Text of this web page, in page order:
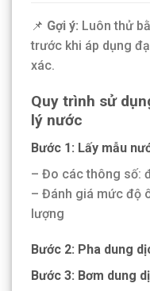
📌 Gợi ý: Luôn thử
trước khi áp dụng
xác.
Quy trình sử
lý nước
Bước 1: Lấy mẫu
– Đo các thông số:
– Đánh giá mức độ
lượng
Bước 2: Pha dung
Bước 3: Bơm dung